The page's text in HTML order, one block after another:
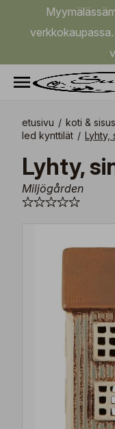
etusivu / koti &
led kynttilät / Lyhty,
Lyhty,
Miljögården